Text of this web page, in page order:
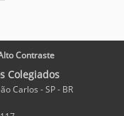
Contraste
Colegiados
Carlos - SP - BR